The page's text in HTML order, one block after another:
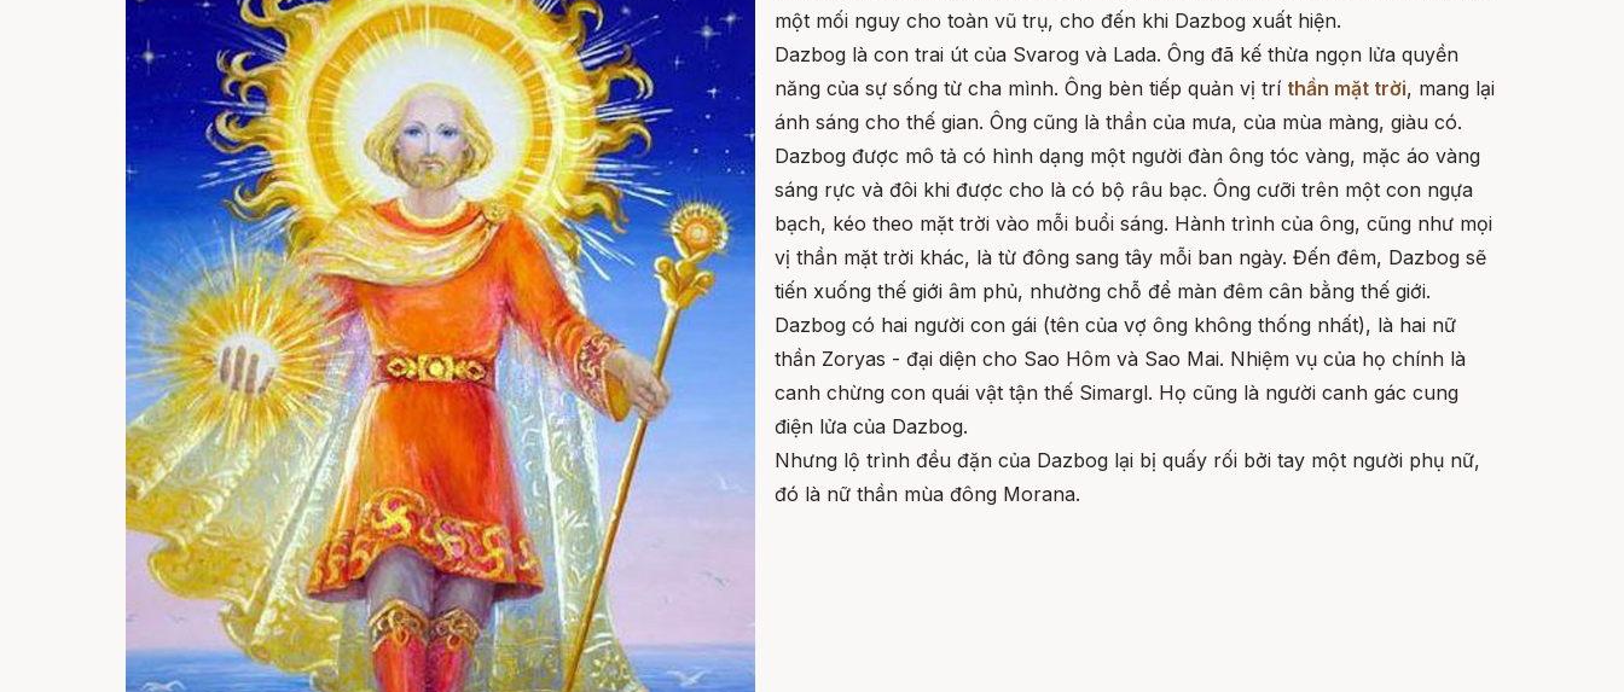
một mối nguy cho toàn vũ trụ, cho đến khi Dazbog xuất hiện.
Dazbog là con trai út của Svarog và Lada. Ông đã kế thừa ngọn lửa quyền
năng của sự sống từ cha mình. Ông bèn tiếp quản vị trí thần mặt trời, mang lại
ánh sáng cho thế gian. Ông cũng là thần của mưa, của mùa màng, giàu có.
Dazbog được mô tả có hình dạng một người đàn ông tóc vàng, mặc áo vàng
sáng rực và đôi khi được cho là có bộ râu bạc. Ông cưỡi trên một con ngựa
bạch, kéo theo mặt trời vào mỗi buổi sáng. Hành trình của ông, cũng như mọi
vị thần mặt trời khác, là từ đông sang tây mỗi ban ngày. Đến đêm, Dazbog sẽ
tiến xuống thế giới âm phủ, nhường chỗ để màn đêm cân bằng thế giới.
Dazbog có hai người con gái (tên của vợ ông không thống nhất), là hai nữ
thần Zoryas - đại diện cho Sao Hôm và Sao Mai. Nhiệm vụ của họ chính là
canh chừng con quái vật tận thế Simargl. Họ cũng là người canh gác cung
điện lửa của Dazbog.
Nhưng lộ trình đều đặn của Dazbog lại bị quấy rối bởi tay một người phụ nữ,
đó là nữ thần mùa đông Morana.